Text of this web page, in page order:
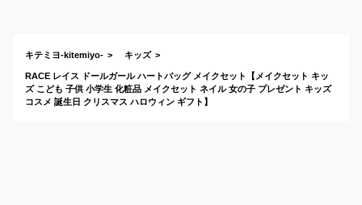
キテミヨ-kitemiyo- キッズ
RACE レイス ドールガール ハートバッグ メイクセット【メイクセット キッ
ズ こども 子供 小学生 化粧品 メイクセット ネイル 女の子 プレゼント キッズ
コスメ 誕生日 クリスマス ハロウィン ギフト】